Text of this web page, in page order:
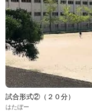
試合形式②（２０分）
はたぼー